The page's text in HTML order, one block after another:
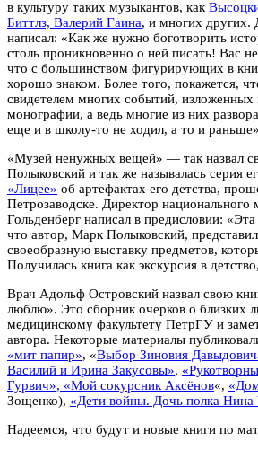
в культуру таких музыкантов, как
Биттлз, Валерий Гаина, и многих других.
написал: «Как же нужно боготворить
столь проникновенно о ней писать! Вас
что с большинством фигурирующих в
хорошо знаком. Более того, покажется,
свидетелем многих событий, изложенных
монографии, а ведь многие из них
еще и в школу-то не ходил, а то и
«Музей ненужных вещей» — так назвал
Полыковский и так же называлась серия
«Лицее» об артефактах его детства,
Петрозаводске. Директор
Гольденберг написал в предисловии:
что автор, Марк Полыковский, представил
своеобразную выставку предметов,
Получилась книга как экскурсия в
Врач Адольф Островский назвал свою
люблю». Это сборник очерков о близких
медицинскому факультету ПетрГУ и
автора. Некоторые материалы
«мит папир», «Выбор Зиновия
Василий и Ирина Закусовы»,
Гурвич», «Мой сокурсник Аксёнов«,
Зощенко), «Дети войны. Дочь полка Нина
Надеемся, что будут и новые книги по